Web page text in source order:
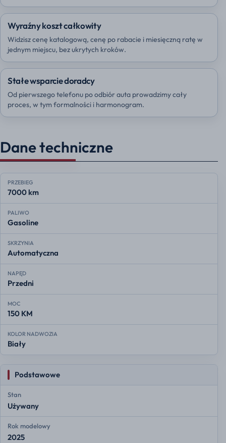
Wyraźny koszt całkowity
Widzisz cenę katalogową, cenę po rabacie i miesięczną ratę w
jednym miejscu, bez ukrytych kroków.
Stałe wsparcie doradcy
Od pierwszego telefonu po odbiór auta prowadzimy cały
proces, w tym formalności i harmonogram.
Dane techniczne
PRZEBIEG
7000 km
PALIWO
Gasoline
SKRZYNIA
Automatyczna
NAPĘD
Przedni
MOC
150 KM
KOLOR NADWOZIA
Biały
Podstawowe
Stan
Używany
Rok modelowy
2025